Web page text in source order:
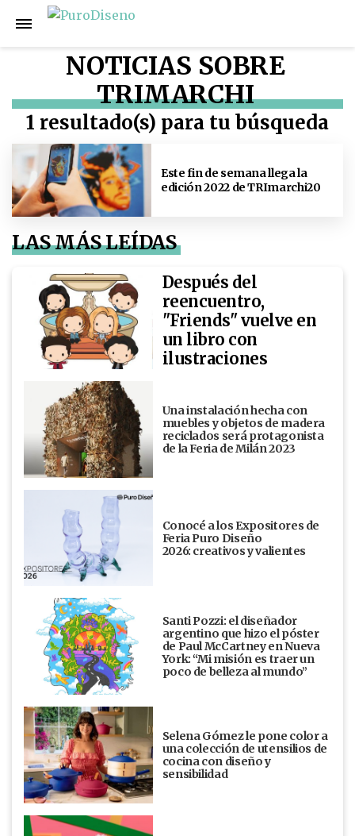
NOTICIAS SOBRE
TRIMARCHI
1 resultado(s) para tu búsqueda
Este fin de semana llega la
edición 2022 de TRImarchi20
LAS MÁS LEÍDAS
Después del
reencuentro,
"Friends" vuelve en
un libro con
ilustraciones
Una instalación hecha con
muebles y objetos de madera
reciclados será protagonista
de la Feria de Milán 2023
Conocé a los Expositores de
Feria Puro Diseño
2026: creativos y valientes
Santi Pozzi: el diseñador
argentino que hizo el póster
de Paul McCartney en Nueva
York: “Mi misión es traer un
poco de belleza al mundo”
Selena Gómez le pone color a
una colección de utensilios de
cocina con diseño y
sensibilidad